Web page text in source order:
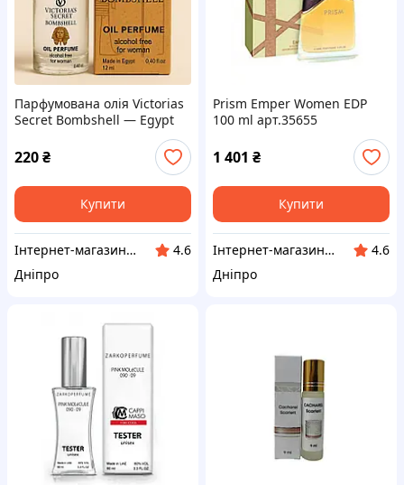
Парфумована олія Victorias
Secret Bombshell — Egypt
220₴
Купити
Інтернет-магазин "Klever"
4.6
Дніпро
Prism Emper Women EDP
100 ml арт.35655
1 401 ₴
Купити
Інтернет-магазин "Klever"
4.6
Дніпро